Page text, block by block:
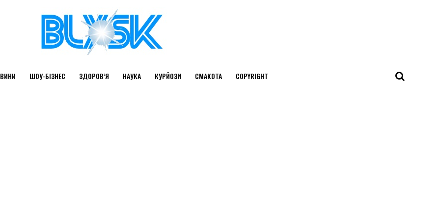
ШОУ-БІЗНЕС ЗДОРОВ’Я НАУКА КУРЙОЗИ СМАКОТА COPYRIGHT